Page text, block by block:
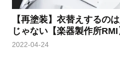
【再塗装】衣替えするの
じゃない【楽器製作所RMI
2022-04-24